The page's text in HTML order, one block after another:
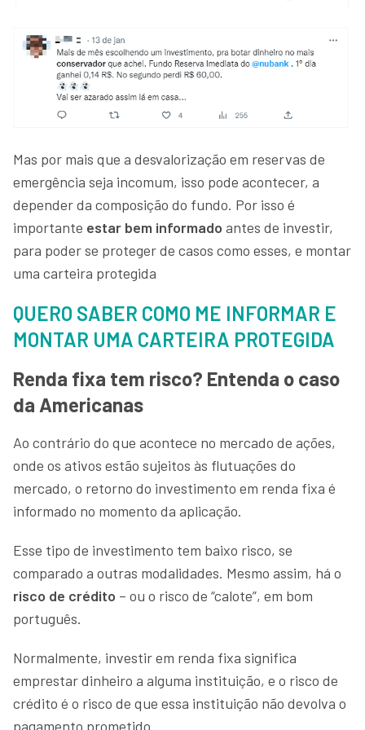
Mas por mais que a desvalorização em reservas de
emergência seja incomum, isso pode acontecer, a
depender da composição do fundo. Por isso é
importante estar bem informado antes de investir,
para poder se proteger de casos como esses, e montar
uma carteira protegida
QUERO SABER COMO ME INFORMAR E
MONTAR UMA CARTEIRA PROTEGIDA
Renda fixa tem risco? Entenda o caso
da Americanas
Ao contrário do que acontece no mercado de ações,
onde os ativos estão sujeitos às flutuações do
mercado, o retorno do investimento em renda fixa é
informado no momento da aplicação.
Esse tipo de investimento tem baixo risco, se
comparado a outras modalidades. Mesmo assim, há o
risco de crédito – ou o risco de “calote”, em bom
português.
Normalmente, investir em renda fixa significa
emprestar dinheiro a alguma instituição, e o risco de
crédito é o risco de que essa instituição não devolva o
pagamento prometido.